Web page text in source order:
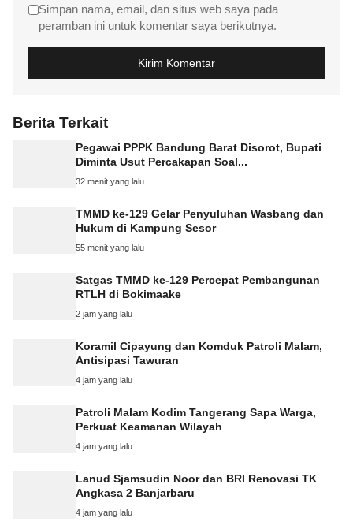
Simpan nama, email, dan situs web saya pada
peramban ini untuk komentar saya berikutnya.
Berita Terkait
Pegawai PPPK Bandung Barat Disorot, Bupati
Diminta Usut Percakapan Soal...
32 menit yang lalu
TMMD ke-129 Gelar Penyuluhan Wasbang dan
Hukum di Kampung Sesor
55 menit yang lalu
Satgas TMMD ke-129 Percepat Pembangunan
RTLH di Bokimaake
2 jam yang lalu
Koramil Cipayung dan Komduk Patroli Malam,
Antisipasi Tawuran
4 jam yang lalu
Patroli Malam Kodim Tangerang Sapa Warga,
Perkuat Keamanan Wilayah
4 jam yang lalu
Lanud Sjamsudin Noor dan BRI Renovasi TK
Angkasa 2 Banjarbaru
4 jam yang lalu